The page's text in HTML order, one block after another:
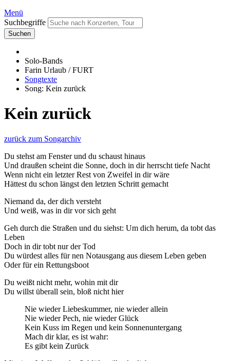
Menü
Suchbegriffe
Suchen
Solo-Bands
Farin Urlaub / FURT
Songtexte
Song: Kein zurück
Kein zurück
zurück zum Songarchiv
Du stehst am Fenster und du schaust hinaus
Und draußen scheint die Sonne, doch in dir herrscht tiefe Nacht
Wenn nicht ein letzter Rest von Zweifel in dir wäre
Hättest du schon längst den letzten Schritt gemacht
Niemand da, der dich versteht
Und weiß, was in dir vor sich geht
Geh durch die Straßen und du siehst: Um dich herum, da tobt das
Leben
Doch in dir tobt nur der Tod
Du würdest alles für nen Notausgang aus diesem Leben geben
Oder für ein Rettungsboot
Du weißt nicht mehr, wohin mit dir
Du willst überall sein, bloß nicht hier
Nie wieder Liebeskummer, nie wieder allein
Nie wieder Pech, nie wieder Glück
Kein Kuss im Regen und kein Sonnenuntergang
Mach dir klar, es ist wahr:
Es gibt kein Zurück